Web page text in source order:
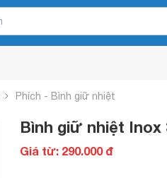
Phích - Bình giữ nhiệt
Bình giữ nhiệt Inox
Giá từ: 290.000 đ